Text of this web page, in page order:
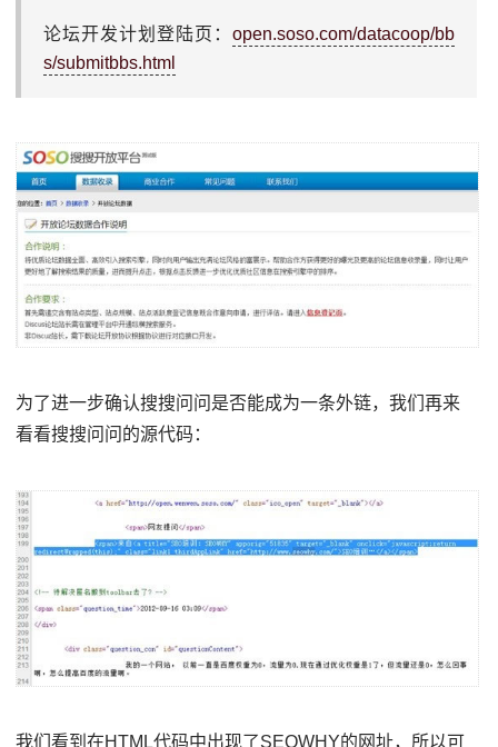
论坛开发计划登陆页： open.soso.com/datacoop/bb
s/submitbbs.html
为了进一步确认搜搜问问是否能成为一条外链，我们再来
看看搜搜问问的源代码：
我们看到在HTML代码中出现了SEOWHY的网址，所以可